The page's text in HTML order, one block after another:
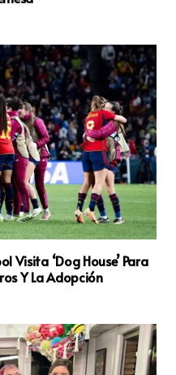
Visita ‘Dog House’ Para
Y La Adopción